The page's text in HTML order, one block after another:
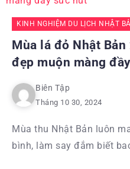
KINH NGHIỆM DU LỊCH NHẬT
Mùa lá đỏ Nhật
đẹp muộn màng
Biên Tập
Tháng 10 30, 2024
Mùa thu Nhật Bản luôn
bình, làm say đắm biết